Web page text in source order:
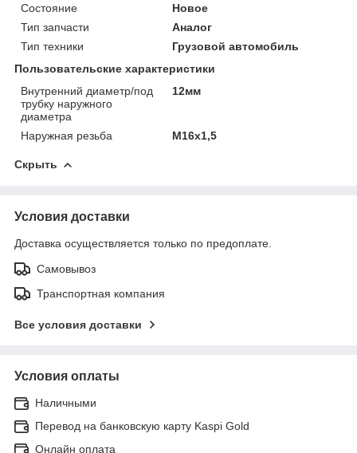
Состояние
Новое
Тип запчасти
Аналог
Тип техники
Грузовой автомобиль
Пользовательские характеристики
Внутренний диаметр/под
трубку наружного
диаметра
12мм
Наружная резьба М16х1,5
Скрыть
Условия доставки
Доставка осуществляется только по предоплате.
Самовывоз
Транспортная компания
Все условия доставки
Условия оплаты
Наличными
Перевод на банковскую карту Kaspi Gold
Онлайн оплата